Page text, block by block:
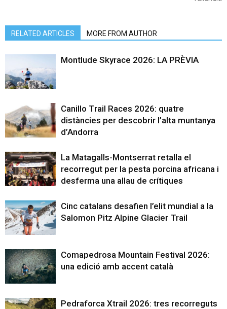
RELATED ARTICLES MORE FROM AUTHOR
Montlude Skyrace 2026: LA PRÈVIA
Canillo Trail Races 2026: quatre
distàncies per descobrir l’alta muntanya
d’Andorra
La Matagalls-Montserrat retalla el
recorregut per la pesta porcina africana i
desferma una allau de crítiques
Cinc catalans desafien l’elit mundial a la
Salomon Pitz Alpine Glacier Trail
Comapedrosa Mountain Festival 2026:
una edició amb accent català
Pedraforca Xtrail 2026: tres recorreguts